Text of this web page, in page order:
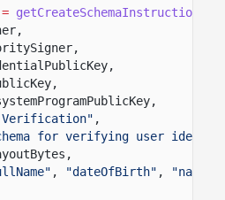
= getCreateSchemaInstruction
,
for verifying user
, "dateOfBirth" ,